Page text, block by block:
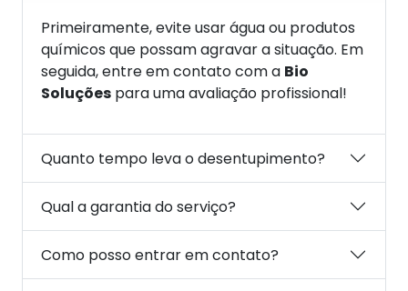
Primeiramente, evite usar água ou produtos
químicos que possam agravar a situação. Em
seguida, entre em contato com a Bio
Soluções para uma avaliação profissional!
Quanto tempo leva o desentupimento?
Qual a garantia do serviço?
Como posso entrar em contato?